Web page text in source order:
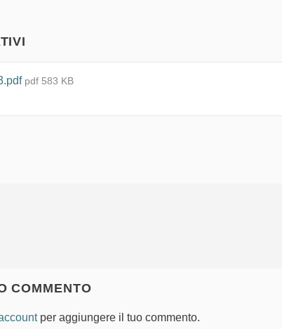
pdf 583 KB
COMMENTO
per aggiungere il tuo commento.